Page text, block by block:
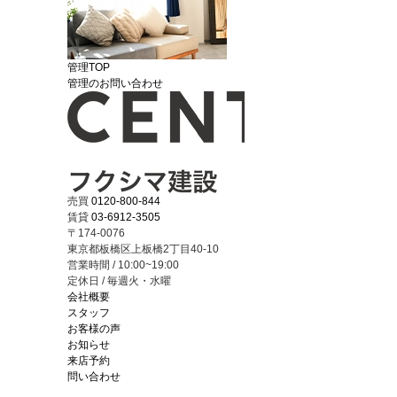
管理TOP
管理のお問い合わせ
売買 0120-800-844
賃貸 03-6912-3505
〒174-0076
東京都板橋区上板橋2丁目40-10
営業時間 / 10:00~19:00
定休日 / 毎週火・水曜
会社概要
スタッフ
お客様の声
お知らせ
来店予約
問い合わせ